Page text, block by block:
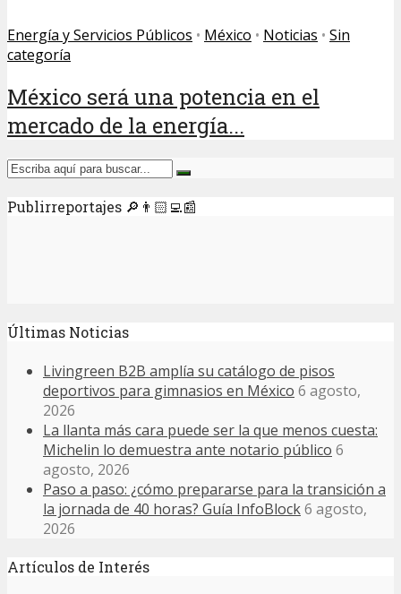
Energía y Servicios Públicos • México • Noticias • Sin
categoría
México será una potencia en el
mercado de la energía...
Publirreportajes 🔎👨🏻‍💻📰
Últimas Noticias
Livingreen B2B amplía su catálogo de pisos
deportivos para gimnasios en México 6 agosto,
2026
La llanta más cara puede ser la que menos cuesta:
Michelin lo demuestra ante notario público 6
agosto, 2026
Paso a paso: ¿cómo prepararse para la transición a
la jornada de 40 horas? Guía InfoBlock6 agosto,
2026
Artículos de Interés